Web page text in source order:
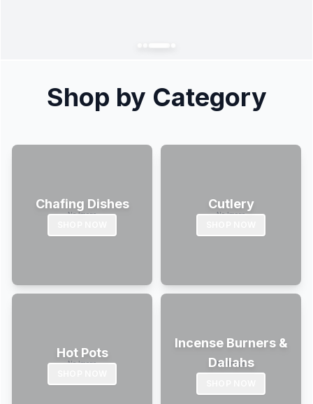
Shop by Category
Chafing Dishes Cutlery
Hot Pots
Incense Burners &
Dallahs